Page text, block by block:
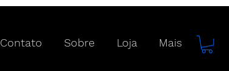
Contato Sobre Loja Mais